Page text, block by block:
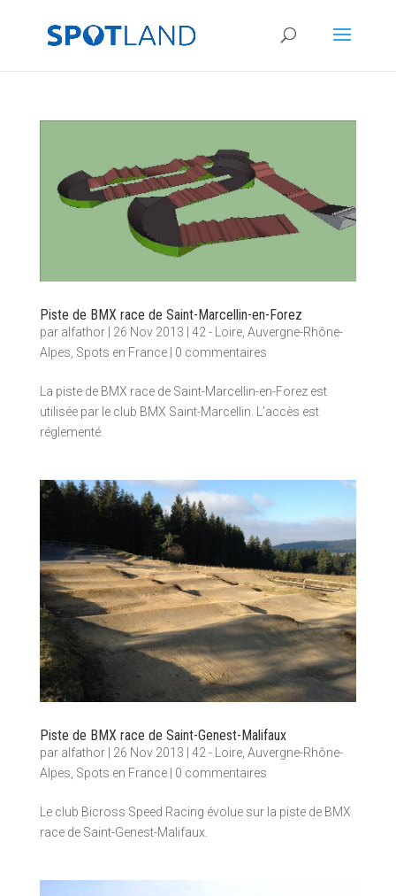
Piste de BMX race de Saint-Marcellin-en-Forez
par alfathor| 26 Nov 2013 | 42 - Loire, Auvergne-Rhône-
Alpes Spots en France| 0 commentaires
La piste de BMX race de Saint-Marcellin-en-Forez est
utilisée par le club BMX Saint-Marcellin. L’accès est
réglementé.
Piste de BMX race de Saint-Genest-Malifaux
par alfathor| 26 Nov 2013 42 - Loire, Auvergne-Rhône-
Alpes, Spots en France| 0 commentaires
Le club Bicross Speed Racing évolue sur la piste de BMX
race de Saint-Genest-Malifaux.